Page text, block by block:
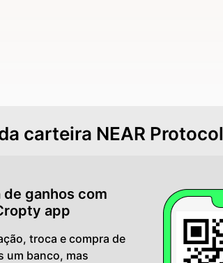
carteira NEAR Protocol
ganhos com
app
troca e compra de
um banco, mas